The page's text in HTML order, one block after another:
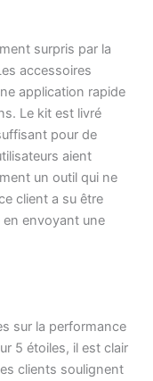
9 mm : le
pour les
boutons
12,5 et 15
de 3
pour les
œillets
également
avec des
bouton
15 mm si le
ouvert
et aucun
n'est
Ce kit en cuir
surpris par la
accessoires
application rapide
Le kit est livré
pour de
aient
un outil qui ne
client a su être
envoyant une
sur la performance
5 étoiles, il est clair
clients soulignent